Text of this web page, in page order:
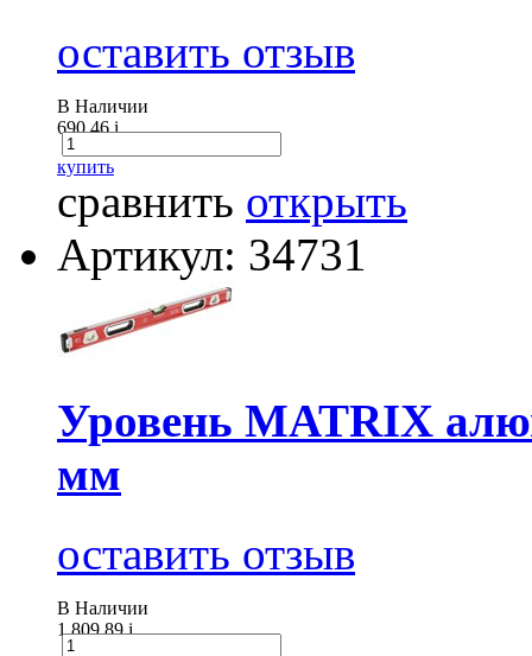
оставить отзыв
В Наличии
690.46i
купить
сравнить открыть
Артикул: 34731
Уровень MATRIX
мм
оставить отзыв
В Наличии
1 809.89i